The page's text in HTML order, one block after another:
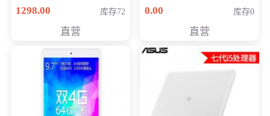
购买）
1298.00 库存72
直营
八代独显轻薄办公商务
0.00 库存0
直营